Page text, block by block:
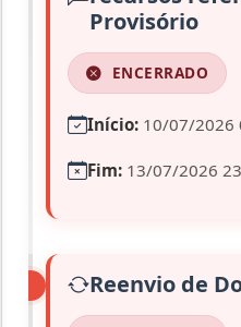
Provisório
ENCERRADO
Início: 10/07/2026
Fim: 13/07/2026
Reenvio de